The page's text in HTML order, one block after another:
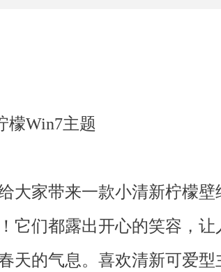
家带来一款小清新柠檬壁
它们都露出开心的笑容，
天的气息。喜欢清新可爱